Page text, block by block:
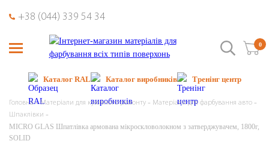
+38 (044) 339 54 34
0
Каталог RAL Каталог виробників Тренінг центр
Головна Матеріали для кузовного ремонту
Матеріали для фарбування авто
Шпаклівки
MICRO GLAS Шпатлівка армована мікроскловолокном з затверджувачем, 1800г,
SOLID